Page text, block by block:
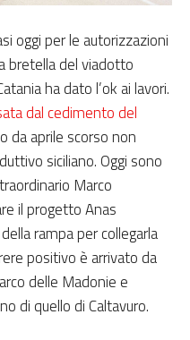
oggi per le autorizzazioni
bretella del viadotto
ha dato l’ok ai lavori.
dal cedimento del
da aprile scorso non
siciliano. Oggi sono
Marco
il progetto Anas
rampa per collegarla
positivo è arrivato da
delle Madonie e
di quello di Caltavuro.